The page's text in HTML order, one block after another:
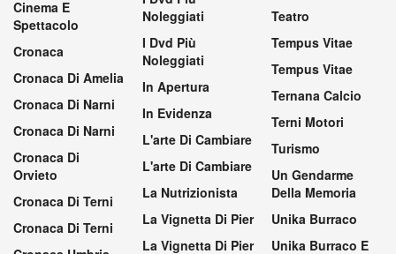
Cinema E
Spettacolo
Cronaca
Cronaca Di Amelia
Cronaca Di Narni
Cronaca Di Narni
Cronaca Di
Orvieto
Cronaca Di Terni
Cronaca Di Terni
Noleggiati
I Dvd Più
Noleggiati
In Apertura
In Evidenza
L'arte Di Cambiare
L'arte Di Cambiare
La Nutrizionista
La Vignetta Di Pier
La Vignetta Di Pier
Teatro
Tempus Vitae
Tempus Vitae
Ternana Calcio
Terni Motori
Turismo
Un Gendarme
Della Memoria
Unika Burraco
Unika Burraco E